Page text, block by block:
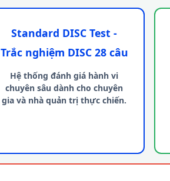
Standard DISC Test -
Trắc nghiệm DISC 28 câu
Hệ thống đánh giá hành vi
chuyên sâu dành cho chuyên
gia và nhà quản trị thực chiến.